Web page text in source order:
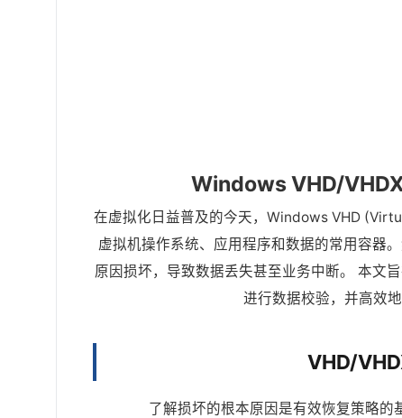
Windows VHD/
在虚拟化日益普及的今天，Windows VHD
虚拟机操作系统、应用程序和数据的常用容器
原因损坏，导致数据丢失甚至业务中断。 本文
进行数据校验，并高效
VHD/
了解损坏的根本原因是有效恢复策略的